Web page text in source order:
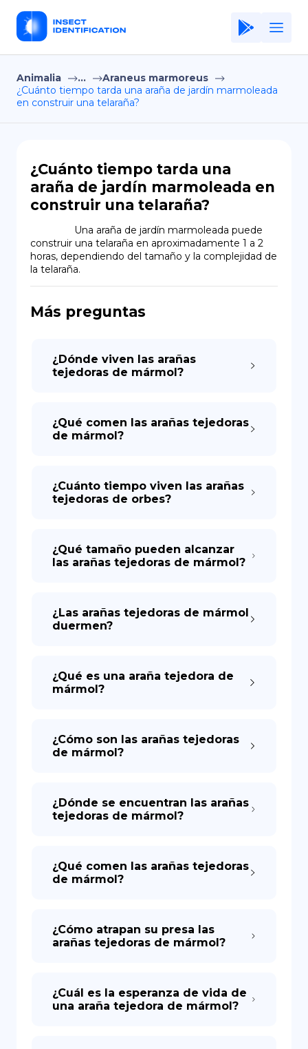
Home
Application
Privacy Policy
ES
EN
Animalia ...
Araneus marmoreus
¿Cuánto tiempo tarda una araña de jardín marmoleada
en construir una telaraña?
¿Cuánto tiempo tarda una
araña de jardín marmoleada en
construir una telaraña?
construir una telaraña en aproximadamente 1 a 2
horas, dependiendo del tamaño y la complejidad de
la telaraña.
Más preguntas
¿Dónde viven las arañas
tejedoras de mármol?
¿Qué comen las arañas tejedoras
de mármol?
¿Cuánto tiempo viven las arañas
tejedoras de orbes?
¿Qué tamaño pueden alcanzar
las arañas tejedoras de mármol?
¿Las arañas tejedoras de mármol
duermen?
¿Qué es una araña tejedora de
mármol?
¿Cómo son las arañas tejedoras
de mármol?
¿Dónde se encuentran las arañas
tejedoras de mármol?
¿Qué comen las arañas tejedoras
de mármol?
¿Cómo atrapan su presa las
arañas tejedoras de mármol?
¿Cuál es la esperanza de vida de
una araña tejedora de mármol?